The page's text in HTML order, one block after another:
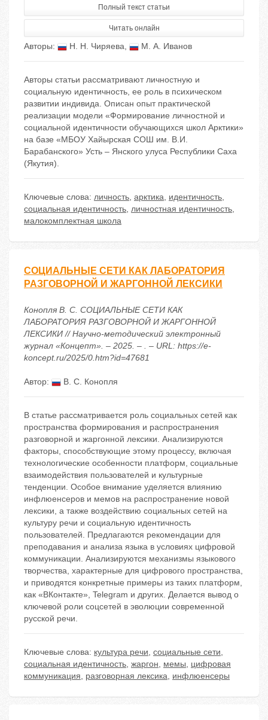
Полный текст статьи
Читать онлайн
Авторы: Н. Н. Чиряева, М. А. Иванов
Авторы статьи рассматривают личностную и
социальную идентичность, ее роль в психическом
развитии индивида. Описан опыт практической
реализации модели «Формирование личностной и
социальной идентичности обучающихся школ Арктики»
на базе «МБОУ Хайырская СОШ им. В.И.
Барабанского» Усть – Янского улуса Республики Саха
(Якутия).
Ключевые слова: личность, арктика, идентичность,
социальная идентичность, личностная идентичность,
малокомплектная школа
СОЦИАЛЬНЫЕ СЕТИ КАК ЛАБОРАТОРИЯ
РАЗГОВОРНОЙ И ЖАРГОННОЙ ЛЕКСИКИ
Конопля В. С. СОЦИАЛЬНЫЕ СЕТИ КАК
ЛАБОРАТОРИЯ РАЗГОВОРНОЙ И ЖАРГОННОЙ
ЛЕКСИКИ // Научно-методический электронный
журнал «Концепт». – 2025. – . – URL: https://e-
koncept.ru/2025/0.htm?id=47681
Автор: В. С. Конопля
В статье рассматривается роль социальных сетей как
пространства формирования и распространения
разговорной и жаргонной лексики. Анализируются
факторы, способствующие этому процессу, включая
технологические особенности платформ, социальные
взаимодействия пользователей и культурные
тенденции. Особое внимание уделяется влиянию
инфлюенсеров и мемов на распространение новой
лексики, а также воздействию социальных сетей на
культуру речи и социальную идентичность
пользователей. Предлагаются рекомендации для
преподавания и анализа языка в условиях цифровой
коммуникации. Анализируются механизмы языкового
творчества, характерные для цифрового пространства,
и приводятся конкретные примеры из таких платформ,
как «ВКонтакте», Telegram и других. Делается вывод о
ключевой роли соцсетей в эволюции современной
русской речи.
Ключевые слова: культура речи, социальные сети,
социальная идентичность, жаргон, мемы, цифровая
коммуникация, разговорная лексика, инфлюенсеры